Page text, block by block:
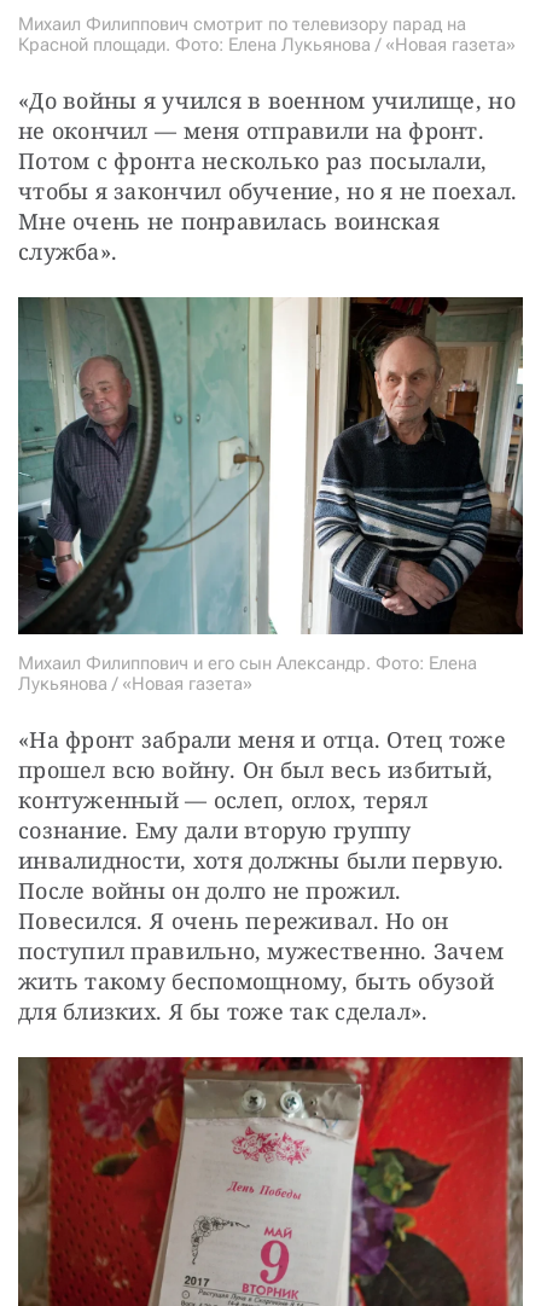
Михаил Филиппович смотрит по телевизору парад на
Красной площади. Фото: Елена Лукьянова / «Новая газета»
«До войны я учился в военном училище, но
не окончил — меня отправили на фронт.
Потом с фронта несколько раз посылали,
чтобы я закончил обучение, но я не поехал.
Мне очень не понравилась воинская
служба».
Михаил Филиппович и его сын Александр. Фото: Елена
Лукьянова / «Новая газета»
«На фронт забрали меня и отца. Отец тоже
прошел всю войну. Он был весь избитый,
контуженный — ослеп, оглох, терял
сознание. Ему дали вторую группу
инвалидности, хотя должны были первую.
После войны он долго не прожил.
Повесился. Я очень переживал. Но он
поступил правильно, мужественно. Зачем
жить такому беспомощному, быть обузой
для близких. Я бы тоже так сделал».